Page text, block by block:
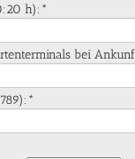
h):*
bei